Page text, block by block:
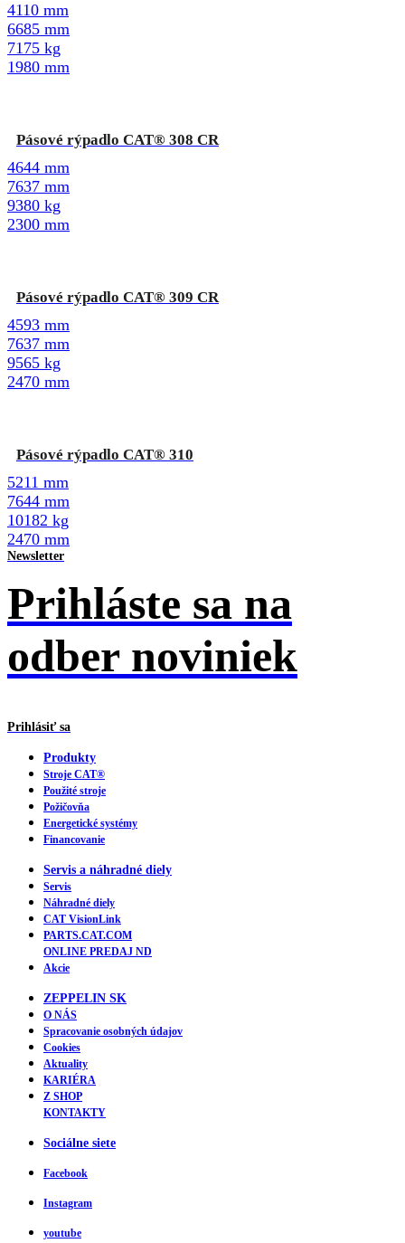
4110 mm
6685 mm
7175 kg
1980 mm
Pásové rýpadlo CAT® 308 CR
4644 mm
7637 mm
9380 kg
2300 mm
Pásové rýpadlo CAT® 309 CR
4593 mm
7637 mm
9565 kg
2470 mm
Pásové rýpadlo CAT® 310
5211 mm
7644 mm
10182 kg
2470 mm
Newsletter
Prihláste sa na
odber noviniek
Prihlásiť sa
Produkty
Stroje CAT®
Použité stroje
Požičovňa
Energetické systémy
Financovanie
Servis a náhradné diely
Servis
Náhradné diely
CAT VisionLink
PARTS.CAT.COM
ONLINE PREDAJ ND
Akcie
ZEPPELIN SK
O NÁS
Spracovanie osobných údajov
Cookies
Aktuality
KARIÉRA
Z SHOP
KONTAKTY
Sociálne siete
Facebook
Instagram
youtube